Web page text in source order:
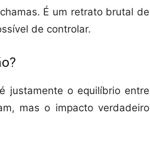
É um retrato brutal de
de controlar.
justamente o equilíbrio entre
mas o impacto verdadeiro